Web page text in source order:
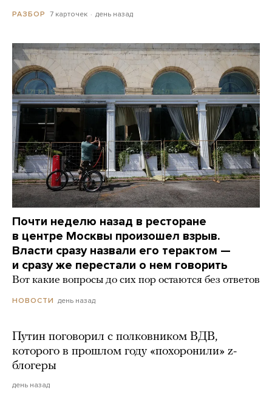
РАЗБОР 7 карточек день назад
Почти неделю назад в ресторане
в центре Москвы произошел взрыв.
Власти сразу назвали его терактом —
и сразу же перестали о нем говорить
Вот какие вопросы до сих пор остаются без ответов
НОВОСТИ день назад
Путин поговорил с полковником ВДВ,
которого в прошлом году «похоронили» z-
блогеры
день назад